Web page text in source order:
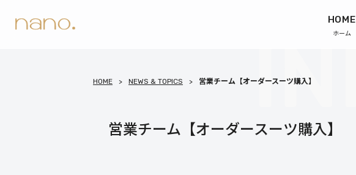
HOME
ホーム
HOME NEWS & TOPICS 営業チーム【オーダースーツ購入】
営業チーム【オーダースーツ購入】